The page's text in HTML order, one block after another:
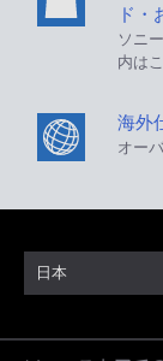
ド・
ソニ
内は
海外
オー
日本